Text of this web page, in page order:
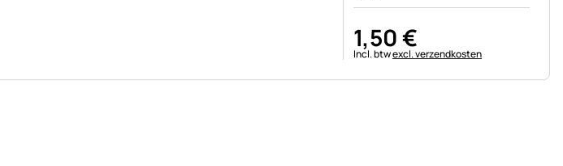
1,50€
Belastinginformatie:
Incl. btwexcl. verzendkosten